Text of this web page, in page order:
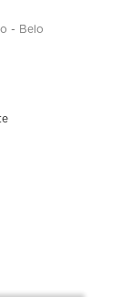
- Belo